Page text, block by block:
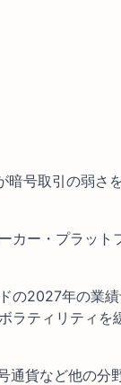
号取引の弱さ
カー・プラッ
の2027年の業
ラティリティ
通貨など他の